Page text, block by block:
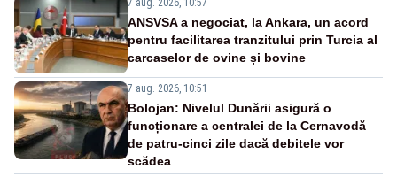
ANSVSA a negociat, la Ankara, un acord
pentru facilitarea tranzitului prin Turcia al
carcaselor de ovine și bovine
7 aug. 2026, 10:51
Bolojan: Nivelul Dunării asigură o
funcționare a centralei de la Cernavodă
de patru-cinci zile dacă debitele vor
scădea